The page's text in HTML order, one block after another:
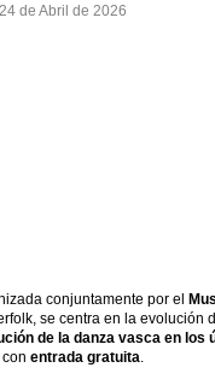
de Abril de 2026
conjuntamente por el
se centra en la evolución
de la danza vasca en los
entrada gratuita